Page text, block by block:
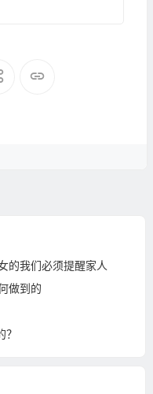
的我们必须提醒家人
做到的